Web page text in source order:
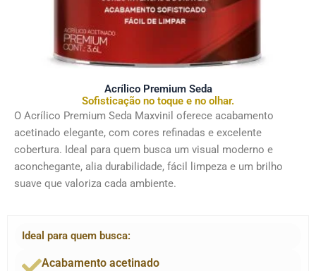
Acrílico Premium Seda
Sofisticação no toque e no olhar.
O Acrílico Premium Seda Maxvinil oferece acabamento
acetinado elegante, com cores refinadas e excelente
cobertura. Ideal para quem busca um visual moderno e
aconchegante, alia durabilidade, fácil limpeza e um brilho
suave que valoriza cada ambiente.
Ideal para quem busca:
Acabamento acetinado